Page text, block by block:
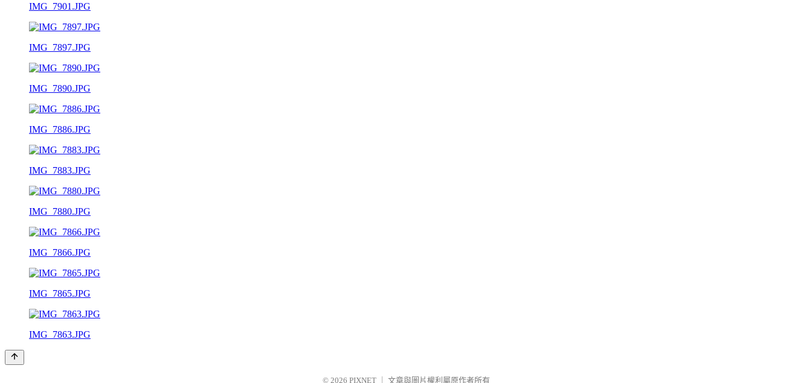
IMG_7901.JPG
IMG_7897.JPG
IMG_7890.JPG
IMG_7886.JPG
IMG_7883.JPG
IMG_7880.JPG
IMG_7866.JPG
IMG_7865.JPG
IMG_7863.JPG
© 2026 PIXNET 文章與圖片權利屬原作者所有